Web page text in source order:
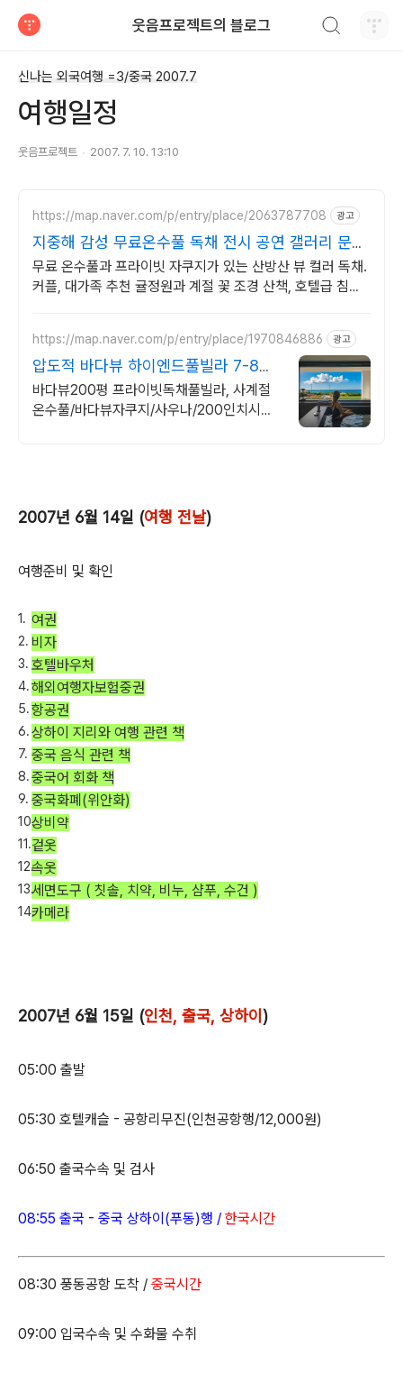
웃음프로젝트의 블로그
신나는 외국여행 =3/중국 2007.7
여행일정
웃음프로젝트 2007. 7. 10. 13:10
https://map.naver.com/p/entry/place/2063787708 광고
지중해 감성 무료온수풀 독채 전시 공연 갤러리 문화
공간
무료 온수풀과 프라이빗 자쿠지가 있는 산방산 뷰 컬러 독채.
커플, 대가족 추천 귤정원과 계절 꽃 조경 산책, 호텔급 침구
https://map.naver.com/p/entry/place/1970846886 광고
압도적 바다뷰 하이엔드풀빌라 7-8월
한정 수영장 포함
바다뷰200평 프라이빗독채풀빌라, 사계절
온수풀/바다뷰자쿠지/사우나/200인치시네
2007년 6월 14일 (여행 전날)
여행준비 및 확인
여권
비자
호텔바우처
해외여행자보험중권
항공권
상하이 지리와 여행 관련 책
중국 음식 관련 책
중국어 회화 책
중국화폐(위안화)
상비약
겉옷
속옷
세면도구 ( 칫솔, 치약, 비누, 샴푸, 수건 )
카메라
2007년 6월 15일 (인천, 출국, 상하이 )
05:00 출발
05:30 호텔캐슬 - 공항리무진(인천공항행/12,000원)
06:50 출국수속 및 검사
08:55 출국 - 중국 상하이(푸동)행 / 한국시간
08:30 풍동공항 도착 / 중국시간
09:00 입국수속 및 수화물 수취